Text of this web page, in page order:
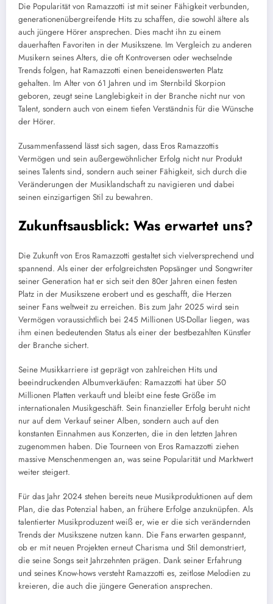
Die Popularität von Ramazzotti ist mit seiner Fähigkeit verbunden,
generationenübergreifende Hits zu schaffen, die sowohl ältere als
auch jüngere Hörer ansprechen. Dies macht ihn zu einem
dauerhaften Favoriten in der Musikszene. Im Vergleich zu anderen
Musikern seines Alters, die oft Kontroversen oder wechselnde
Trends folgen, hat Ramazzotti einen beneidenswerten Platz
gehalten. Im Alter von 61 Jahren und im Sternbild Skorpion
geboren, zeugt seine Langlebigkeit in der Branche nicht nur von
Talent, sondern auch von einem tiefen Verständnis für die Wünsche
der Hörer.
Zusammenfassend lässt sich sagen, dass Eros Ramazzottis
Vermögen und sein außergewöhnlicher Erfolg nicht nur Produkt
seines Talents sind, sondern auch seiner Fähigkeit, sich durch die
Veränderungen der Musiklandschaft zu navigieren und dabei
seinen einzigartigen Stil zu bewahren.
Zukunftsausblick: Was erwartet uns?
Die Zukunft von Eros Ramazzotti gestaltet sich vielversprechend und
spannend. Als einer der erfolgreichsten Popsänger und Songwriter
seiner Generation hat er sich seit den 80er Jahren einen festen
Platz in der Musikszene erobert und es geschafft, die Herzen
seiner Fans weltweit zu erreichen. Bis zum Jahr 2025 wird sein
Vermögen voraussichtlich bei 245 Millionen US-Dollar liegen, was
ihm einen bedeutenden Status als einer der bestbezahlten Künstler
der Branche sichert.
Seine Musikkarriere ist geprägt von zahlreichen Hits und
beeindruckenden Albumverkäufen: Ramazzotti hat über 50
Millionen Platten verkauft und bleibt eine feste Größe im
internationalen Musikgeschäft. Sein finanzieller Erfolg beruht nicht
nur auf dem Verkauf seiner Alben, sondern auch auf den
konstanten Einnahmen aus Konzerten, die in den letzten Jahren
zugenommen haben. Die Tourneen von Eros Ramazzotti ziehen
massive Menschenmengen an, was seine Popularität und Marktwert
weiter steigert.
Für das Jahr 2024 stehen bereits neue Musikproduktionen auf dem
Plan, die das Potenzial haben, an frühere Erfolge anzuknüpfen. Als
talentierter Musikproduzent weiß er, wie er die sich verändernden
Trends der Musikszene nutzen kann. Die Fans erwarten gespannt,
ob er mit neuen Projekten erneut Charisma und Stil demonstriert,
die seine Songs seit Jahrzehnten prägen. Dank seiner Erfahrung
und seines Know-hows versteht Ramazzotti es, zeitlose Melodien zu
kreieren, die auch die jüngere Generation ansprechen.